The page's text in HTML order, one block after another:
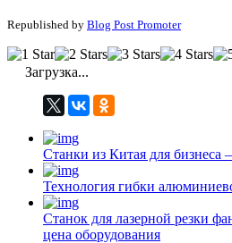
Republished by Blog Post Promoter
Загрузка...
Станки из Китая для бизнеса
Технология гибки
Станок для лазерной резки
цена оборудования